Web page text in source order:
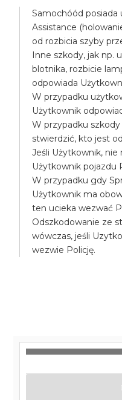
Samochóód posiada
Assistance
od rozbicia szyby
Inne szkody, jak np.
blotnika, rozbicie
odpowiada
W przypadku
Użytkownik
W przypadku
stwierdzić, kto jest
Jeśli Użytkownik,
Użytkownik pojazdu
W przypadku gdy
Użytkownik ma
ten ucieka wezwać
Odszkodowanie ze
wówczas, jeśli
wezwie Policję.